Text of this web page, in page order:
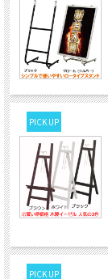
PICK UP
PICK UP